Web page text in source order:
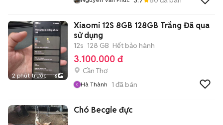
2 phút trước 6
Xiaomi 12S 8GB 128GB Trắng Đã qua
sử dụng
12s 128 GB Hết bảo hành
3.100.000 đ
Cần Thơ
Hà Thành 1 đã bán
Chó Becgie đực